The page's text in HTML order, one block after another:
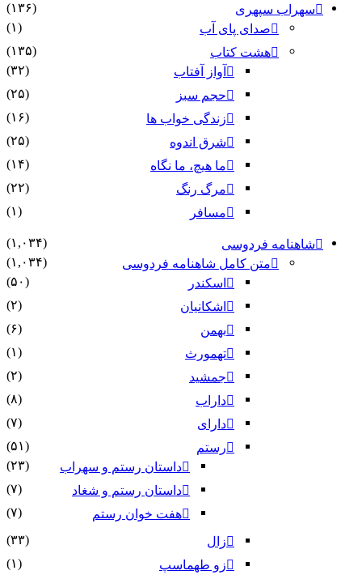
سهراب سپهری
(۱۳۶)
صدای پای آب
(۱)
هشت کتاب
(۱۳۵)
آواز آفتاب
(۳۲)
حجم سبز
(۲۵)
زندگی خواب ها
(۱۶)
شرق اندوه
(۲۵)
ما هیچ، ما نگاه
(۱۴)
مرگ رنگ
(۲۲)
مسافر
(۱)
شاهنامه فردوسی
(۱,۰۳۴)
متن کامل شاهنامه فردوسی
(۱,۰۳۴)
اسکندر
(۵۰)
اشکانیان
(۲)
بهمن
(۶)
تهمورث
(۱)
جمشید
(۲)
داراب
(۸)
دارای
(۷)
رستم
(۵۱)
داستان رستم و سهراب
(۲۳)
داستان رستم و شغاد
(۷)
هفت خوان رستم‏
(۷)
زال
(۳۳)
زو طهماسپ‏
(۱)